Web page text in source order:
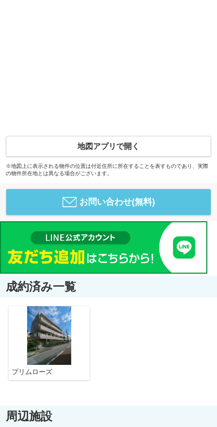
地図アプリで開く
※地図上に表示される物件の位置は付近住所に所在することを表すものであり、実際
の物件所在地とは異なる場合がございます。
お問い合わせ(無料)
成約済み一覧
プリムローズ
周辺施設